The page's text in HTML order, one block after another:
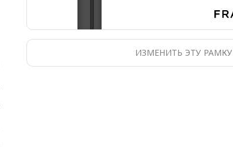
ИЗМЕНИТЬ ЭТУ РАМКУ